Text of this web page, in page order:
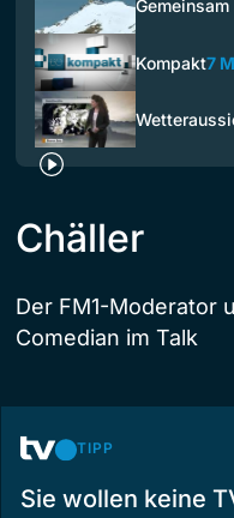
Kompakt7
Chäller
Der FM1-Moderator
Comedian im Talk
TIPP
Sie wollen keine